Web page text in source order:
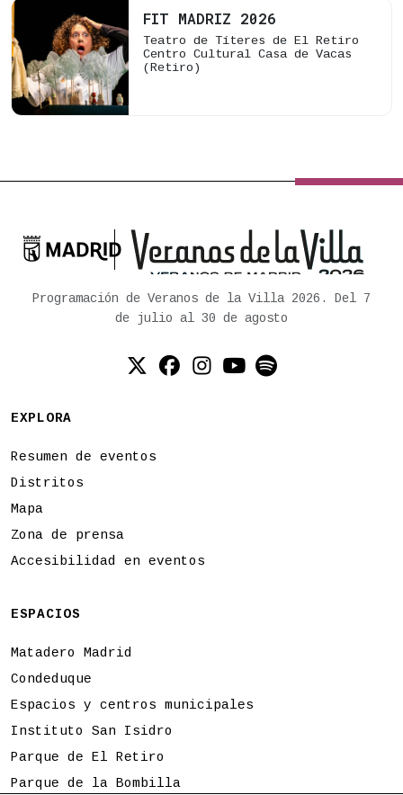
Eugenia
Manzanera
FIT MADRIZ 2026
Teatro de Títeres de El Retiro
Centro Cultural Casa de Vacas
(Retiro)

Ayuntamiento de Madrid
Programación de Veranos de la Villa 2026. Del 7
de julio al 30 de agosto
Twitter (X)
Facebook
Instagram
YouTube
Spotify
EXPLORA
Resumen de eventos
Distritos
Mapa
Zona de prensa
Accesibilidad en eventos
ESPACIOS
Matadero Madrid
Condeduque
Espacios y centros municipales
Instituto San Isidro
Parque de El Retiro
Parque de la Bombilla